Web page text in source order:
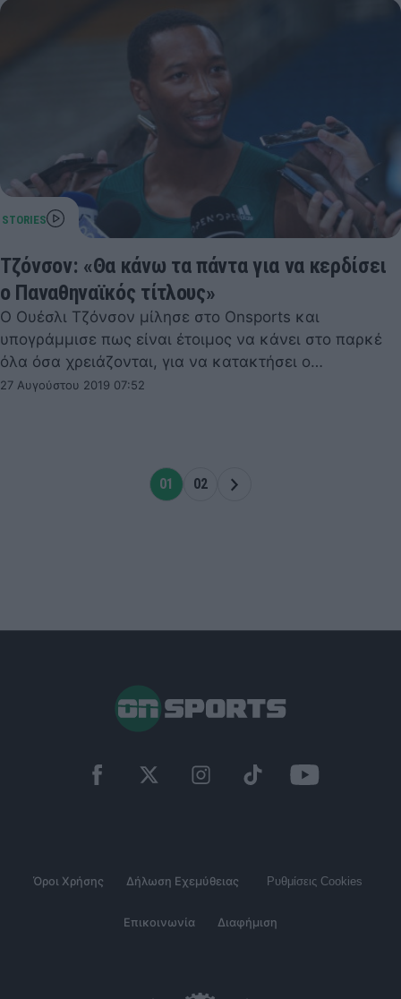
Τζόνσον: «Θα κάνω τα πάντα για να κερδίσει
ο Παναθηναϊκός τίτλους»
Ο Ουέσλι Τζόνσον μίλησε στο Onsports και
υπογράμμισε πως είναι έτοιμος να κάνει στο παρκέ
όλα όσα χρειάζονται, για να κατακτήσει ο…
27 Αυγούστου 2019 07:52
01 02
Όροι Χρήσης Δήλωση Εχεμύθειας Ρυθμίσεις Cookies
Επικοινωνία Διαφήμιση